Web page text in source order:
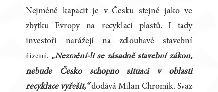
Nejméně kapacit je v Česku stejně jako ve
zbytku Evropy na recyklaci plastů. I tady
investoři narážejí na zdlouhavé stavební
řízení. „Nezmění-li se zásadně stavební zákon,
nebude Česko schopno situaci v oblasti
recyklace vyřešit,“ dodává Milan Chromík. Svaz